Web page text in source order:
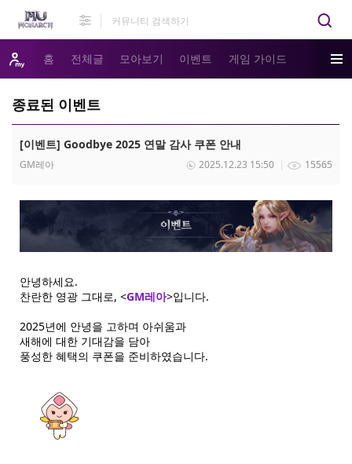
홈 전체글 모아보기 이벤트 게임 가이드
종료된 이벤트
[이벤트] Goodbye 2025 연말 감사 쿠폰 안내
GM레아 15565
2025.12.23 15:50
안녕하세요.
찬란한 영광 그대로, <GM레아>입니다.
2025년에 안녕을 고하며 아쉬움과
새해에 대한 기대감을 담아
풍성한 혜택의 쿠폰을 준비하였습니다.